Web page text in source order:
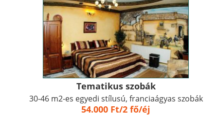
Tematikus szobák
30-46 m2-es egyedi stílusú, franciaágyas szobák
54.000 Ft/2 fő/éj